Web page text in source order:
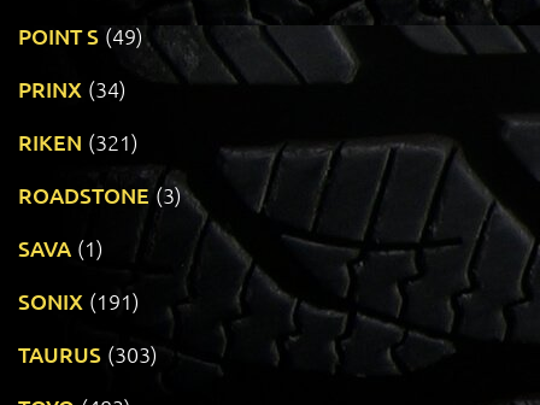
POINT S (49)
PRINX (34)
RIKEN (321)
ROADSTONE (3)
SAVA (1)
SONIX (191)
TAURUS (303)